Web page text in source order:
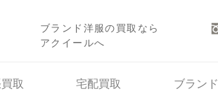
ブランド洋服の買取なら
アクイールへ
取 宅配買取 ブランド